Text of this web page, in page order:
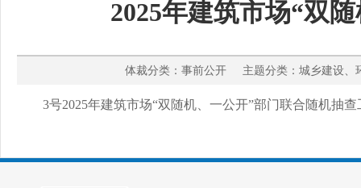
2025年建筑市场“双
体裁分类：事前公开 主题分类：城乡建
3号2025年建筑市场“双随机、一公开”部门联合随机抽